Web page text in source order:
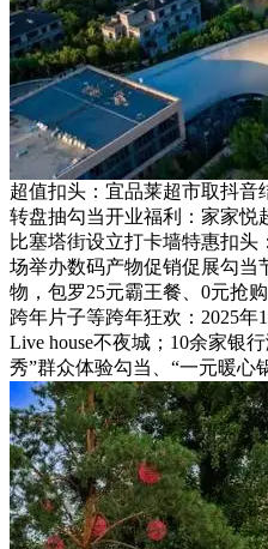
超值扣头：宜品莱超市取抖音
转盘抽勾当开业福利：家家悦
比塞塔街设立打卡墙特惠扣头
场举办数码产物促销促展勾当
物，包罗25元霸王餐、0元抢
跨年片子等跨年狂欢：2025年
Live house不夜城；10余家银
秀”群众体验勾当、“一元暖心